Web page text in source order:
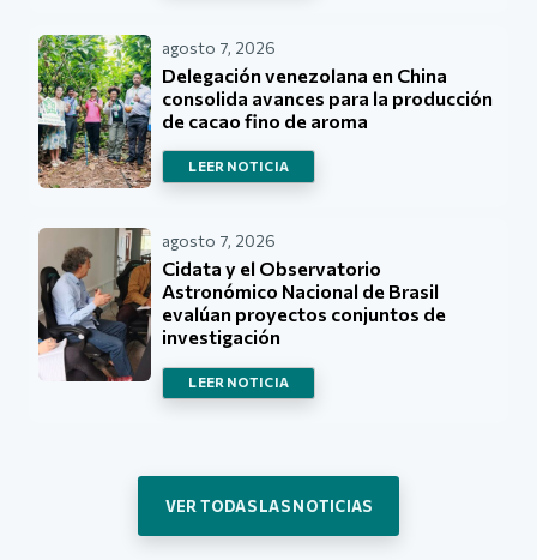
agosto 7, 2026
Delegación venezolana en China
consolida avances para la producción
de cacao fino de aroma
LEER NOTICIA
agosto 7, 2026
Cidata y el Observatorio
Astronómico Nacional de Brasil
evalúan proyectos conjuntos de
investigación
LEER NOTICIA
VER TODAS LAS NOTICIAS